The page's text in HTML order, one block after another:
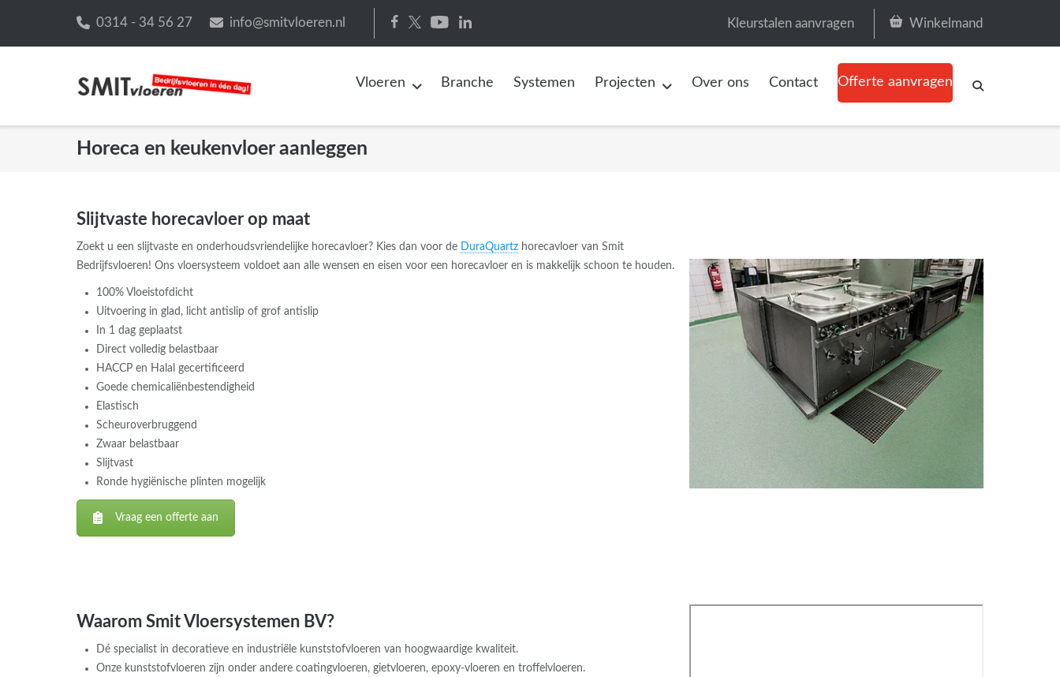
de
0314 - 34 56 27 info@smitvloeren.nl Kleurstalen aanvragen Winkelmand
Vloeren Branche Systemen Projecten Over ons Contact Offerte aanvragen
Horeca en keukenvloer aanleggen
Slijtvaste horecavloer op maat
Zoekt u een slijtvaste en onderhoudsvriendelijke horecavloer? Kies dan voor de DuraQuartzhorecavloer van Smit
Bedrijfsvloeren! Ons vloersysteem voldoet aan alle wensen en eisen voor een horecavloer en is makkelijk schoon te houden.
100% Vloeistofdicht
Uitvoering in glad, licht antislip of grof antislip
In 1 dag geplaatst
Direct volledig belastbaar
HACCP en Halal gecertificeerd
Goede chemicaliënbestendigheid
Elastisch
Scheuroverbruggend
Zwaar belastbaar
Slijtvast
Ronde hygiënische plinten mogelijk
Vraag een offerte aan
Waarom Smit Vloersystemen BV?
Dé specialist in decoratieve en industriële kunststofvloeren van hoogwaardige kwaliteit.
Onze kunststofvloeren zijn onder andere coatingvloeren, gietvloeren, epoxy-vloeren en troffelvloeren.